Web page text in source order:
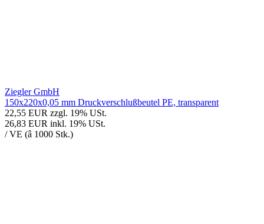
Ziegler GmbH
150x220x0,05 mm Druckverschlußbeutel PE, transparent
22,55 EUR zzgl. 19% USt.
26,83 EUR inkl. 19% USt.
/ VE (â 1000 Stk.)